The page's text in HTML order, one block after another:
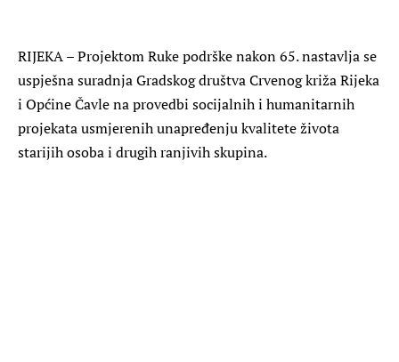
RIJEKA – Projektom Ruke podrške nakon 65. nastavlja se
uspješna suradnja Gradskog društva Crvenog križa Rijeka
i Općine Čavle na provedbi socijalnih i humanitarnih
projekata usmjerenih unapređenju kvalitete života
starijih osoba i drugih ranjivih skupina.